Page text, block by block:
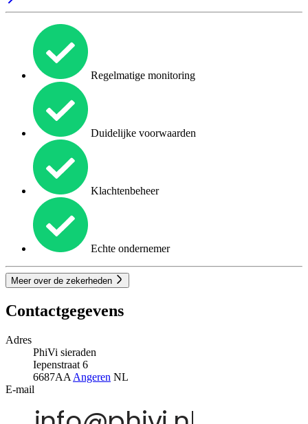
Regelmatige monitoring
Duidelijke voorwaarden
Klachtenbeheer
Echte ondernemer
Meer over de zekerheden
Contactgegevens
Adres
PhiVi sieraden
Iepenstraat 6
6687AA Angeren NL
E-mail